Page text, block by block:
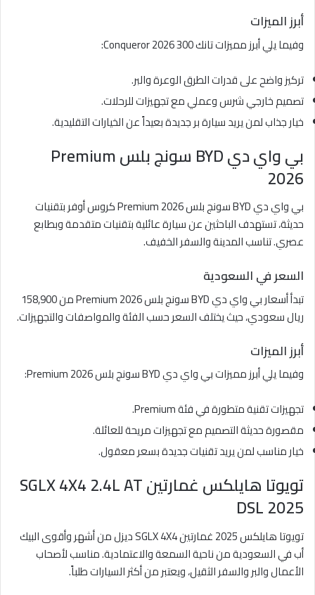
أبرز الميزات
وفيما يلي أبرز مميزات تانك 300 Conqueror 2026:
تركيز واضح على قدرات الطرق الوعرة والبر.
تصميم خارجي شرس وعملي مع تجهيزات للرحلات.
خيار جذاب لمن يريد سيارة بر جديدة بعيداً عن الخيارات التقليدية.
بي واي دي BYD سونج بلس Premium
2026
بي واي دي BYD سونج بلس Premium 2026 كروس أوفر بتقنيات
حديثة، تستهدف الباحثين عن سيارة عائلية بتقنيات متقدمة وبطابع
عصري. تناسب المدينة والسفر الخفيف.
السعر في السعودية
تبدأ أسعار بي واي دي BYD سونج بلس Premium 2026 من 158,900
ريال سعودي، حيث يختلف السعر حسب الفئة والمواصفات والتجهيزات.
أبرز الميزات
وفيما يلي أبرز مميزات بي واي دي BYD سونج بلس Premium 2026:
تجهيزات تقنية متطورة في فئة Premium.
مقصورة حديثة التصميم مع تجهيزات مريحة للعائلة.
خيار مناسب لمن يريد تقنيات جديدة بسعر معقول.
تويوتا هايلكس غمارتين SGLX 4X4 2.4L AT
DSL 2025
تويوتا هايلكس 2025 غمارتين SGLX 4X4 ديزل من أشهر وأقوى البيك
أب في السعودية من ناحية السمعة والاعتمادية. مناسب لأصحاب
الأعمال والبر والسفر الثقيل، ويعتبر من أكثر السيارات طلباً.